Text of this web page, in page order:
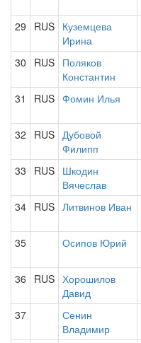
29 RUS Куземцева
Ирина
30 RUS Поляков
Константин
31 RUS Фомин Илья
32 RUS Дубовой
Филипп
33 RUS Шкодин
Вячеслав
34 RUS Литвинов Иван
35 Осипов Юрий
36 RUS Хорошилов
Давид
37
Сенин
Владимир